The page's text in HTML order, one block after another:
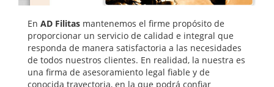
En AD Filitas mantenemos el firme propósito de
proporcionar un servicio de calidad e integral que
responda de manera satisfactoria a las necesidades
de todos nuestros clientes. En realidad, la nuestra es
una firma de asesoramiento legal fiable y de
conocida trayectoria, en la que podrá confiar